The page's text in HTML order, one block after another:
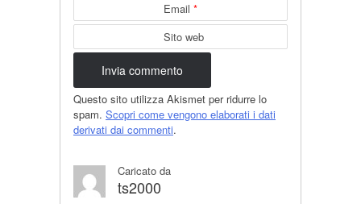
Email *
Sito web
Questo sito utilizza Akismet per ridurre lo
spam. Scopri come vengono elaborati i dati
derivati dai commenti.
Caricato da
ts2000